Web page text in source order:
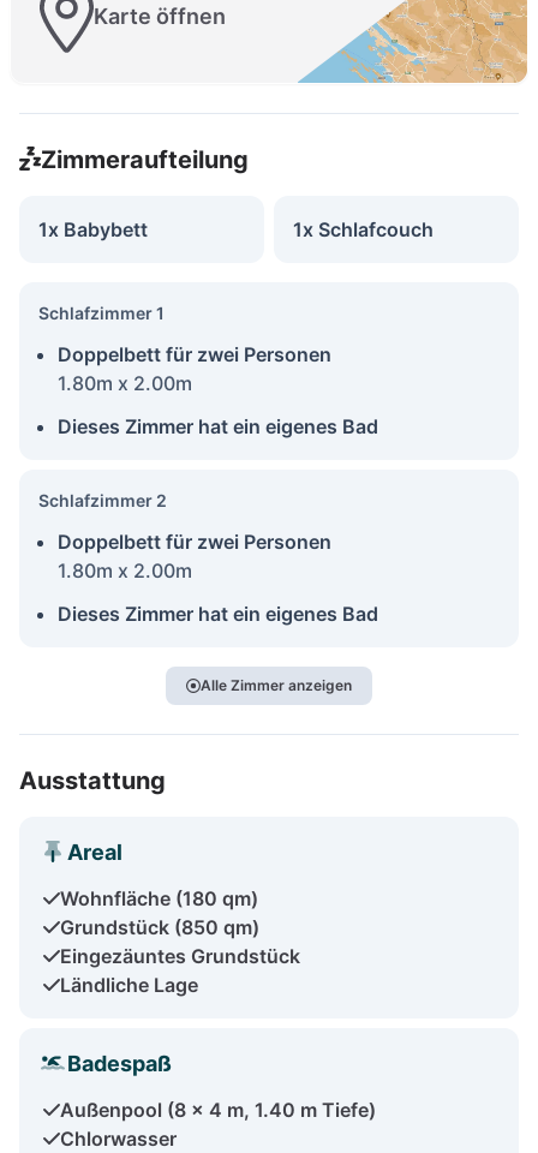
Karte öffnen
Zimmeraufteilung
1x Babybett 1x Schlafcouch
Schlafzimmer 1
Doppelbett für zwei Personen
1.80m x 2.00m
Dieses Zimmer hat ein eigenes Bad
Schlafzimmer 2
Doppelbett für zwei Personen
1.80m x 2.00m
Dieses Zimmer hat ein eigenes Bad
Alle Zimmer anzeigen
Ausstattung
Areal
Wohnfläche (180 qm)
Grundstück (850 qm)
Eingezäuntes Grundstück
Ländliche Lage
Badespaß
Außenpool (8 x 4 m, 1.40 m Tiefe)
Chlorwasser